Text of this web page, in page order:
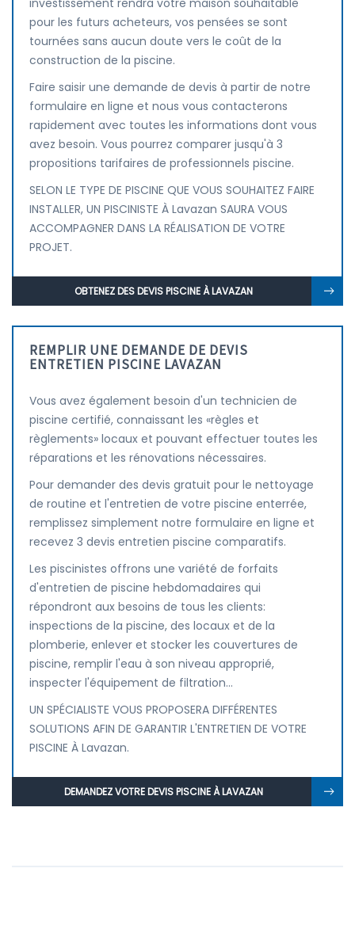
investissement rendra votre maison souhaitable
pour les futurs acheteurs, vos pensées se sont
tournées sans aucun doute vers le coût de la
construction de la piscine.
Faire saisir une demande de devis à partir de notre
formulaire en ligne et nous vous contacterons
rapidement avec toutes les informations dont vous
avez besoin. Vous pourrez comparer jusqu'à 3
propositions tarifaires de professionnels piscine.
SELON LE TYPE DE PISCINE QUE VOUS SOUHAITEZ FAIRE
INSTALLER, UN PISCINISTE À Lavazan SAURA VOUS
ACCOMPAGNER DANS LA RÉALISATION DE VOTRE
PROJET.
OBTENEZ DES DEVIS PISCINE À LAVAZAN
REMPLIR UNE DEMANDE DE DEVIS
ENTRETIEN PISCINE LAVAZAN
Vous avez également besoin d'un technicien de
piscine certifié, connaissant les «règles et
règlements» locaux et pouvant effectuer toutes les
réparations et les rénovations nécessaires.
Pour demander des devis gratuit pour le nettoyage
de routine et l'entretien de votre piscine enterrée,
remplissez simplement notre formulaire en ligne et
recevez 3 devis entretien piscine comparatifs.
Les piscinistes offrons une variété de forfaits
d'entretien de piscine hebdomadaires qui
répondront aux besoins de tous les clients:
inspections de la piscine, des locaux et de la
plomberie, enlever et stocker les couvertures de
piscine, remplir l'eau à son niveau approprié,
inspecter l'équipement de filtration...
UN SPÉCIALISTE VOUS PROPOSERA DIFFÉRENTES
SOLUTIONS AFIN DE GARANTIR L'ENTRETIEN DE VOTRE
PISCINE À Lavazan.
DEMANDEZ VOTRE DEVIS PISCINE À LAVAZAN